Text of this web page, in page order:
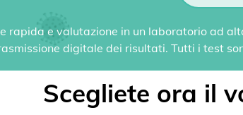
rapida e valutazione in un laboratorio ad
digitale dei risultati. Tutti i test
Scegliete ora il